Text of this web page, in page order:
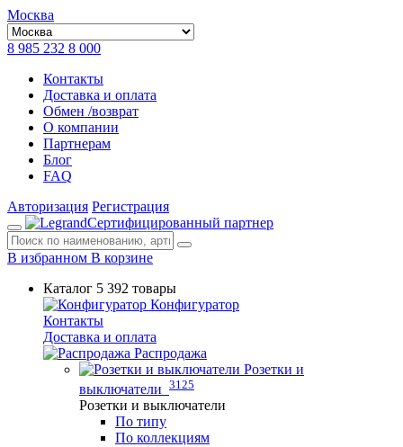
Москва
8 985 232 8 000
Контакты
Доставка и оплата
Обмен /возврат
О компании
Партнерам
Блог
FAQ
Авторизация Регистрация
Сертифицированный партнер
В избранном В корзине
Каталог 5 392 товары
Конфигуратор
Контакты
Доставка и оплата
Распродажа
Розетки и
выключатели 3125
Розетки и выключатели
По типу
По коллекциям